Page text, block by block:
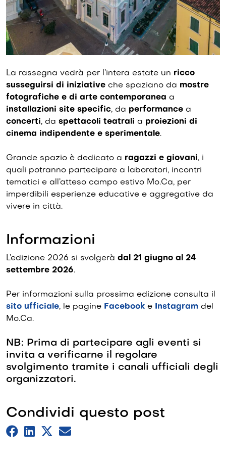
La rassegna vedrà per l’intera estate un ricco
susseguirsi di iniziative che spaziano da mostre
fotografiche e di arte contemporanea a
installazioni site specific, da performance a
concerti, da spettacoli teatrali a proiezioni di
cinema indipendente e sperimentale.
Grande spazio è dedicato a ragazzi e giovani, i
quali potranno partecipare a laboratori, incontri
tematici e all’atteso campo estivo Mo.Ca, per
imperdibili esperienze educative e aggregative da
vivere in città.
Informazioni
L’edizione 2026 si svolgerà dal 21 giugno al 24
settembre 2026.
Per informazioni sulla prossima edizione consulta il
sito ufficiale, le pagine Facebook e Instagram del
Mo.Ca.
NB: Prima di partecipare agli eventi si
invita a verificarne il regolare
svolgimento tramite i canali ufficiali degli
organizzatori.
Condividi questo post